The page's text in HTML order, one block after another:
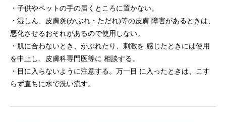
・子供やペットの手の届くところに置かない。
・湿しん、皮膚炎(かぶれ・ただれ)等の皮膚 障害があるときは、
悪化させるおそれがあるので使用しない。
・肌に合わないとき、かぶれたり、刺激を 感じたときには使用
を中止し、皮膚科専門医等に 相談する。
・目に入らないように注意する。万一目 に入ったときは、こす
らず直ちに水で洗い流す。